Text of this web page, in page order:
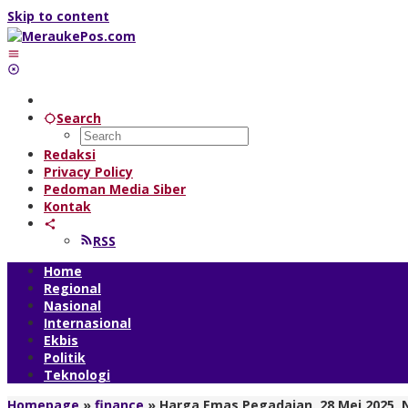
Skip to content
Search
Redaksi
Privacy Policy
Pedoman Media Siber
Kontak
RSS
Home
Regional
Nasional
Internasional
Ekbis
Politik
Teknologi